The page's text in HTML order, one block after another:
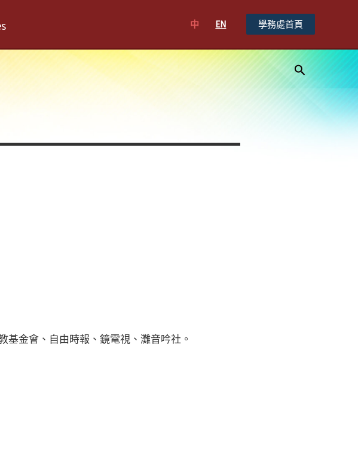
中 EN 學務處首頁
搜
尋
金會、自由時報、鏡電視、灘音吟社。